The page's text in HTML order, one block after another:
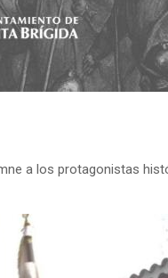
a los protagonistas